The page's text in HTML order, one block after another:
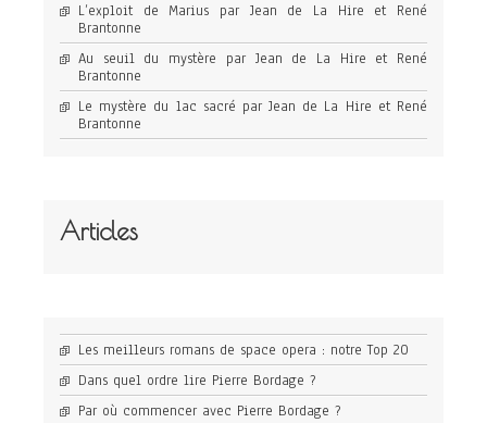
L’exploit de Marius par Jean de La Hire et René
Brantonne
Au seuil du mystère par Jean de La Hire et René
Brantonne
Le mystère du lac sacré par Jean de La Hire et René
Brantonne
Articles
Les meilleurs romans de space opera : notre Top 20
Dans quel ordre lire Pierre Bordage ?
Par où commencer avec Pierre Bordage ?